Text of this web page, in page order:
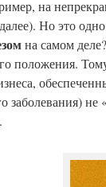
на
Но это
на самом
положения.
заболевания)